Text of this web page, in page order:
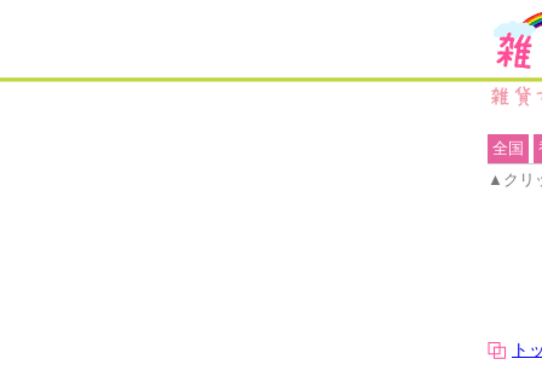
ト
全国
▲クリ